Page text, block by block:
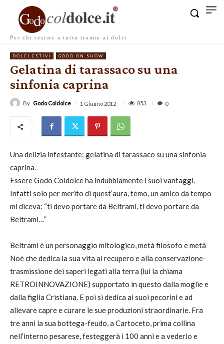
Per chi resiste a tutto tranne ai dolci
DOLCI ESTIVI GODO ON SHOW
Gelatina di tarassaco su una
sinfonia caprina
By Godo Coldolce 1 Giugno 2012 853 0
Una delizia infestante: gelatina di tarassaco su una sinfonia
caprina.
Essere Godo Coldolce ha indubbiamente i suoi vantaggi.
Infatti solo per merito di quest’aura, temo, un amico da tempo
mi diceva: “ti devo portare da Beltrami, ti devo portare da
Beltrami…”
Beltrami è un personaggio mitologico, metà filosofo e metà
Noè che dedica la sua vita al recupero e alla conservazione-
trasmissione dei saperi legati alla terra (lui la chiama
RETROINNOVAZIONE) supportato in questo dalla moglie e
dalla figlia Cristiana. E poi si dedica ai suoi pecorini e ad
allevare capre e curare le sue produzioni straordinarie. Fra
tre anni la sua bottega-feudo, a Cartoceto, prima collina
nell’interno pesarese, festeggerà i 100 anni e a vederlo e